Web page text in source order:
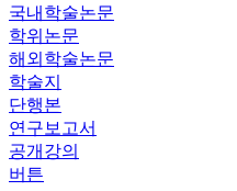
국내학술논문
학위논문
해외학술논문
학술지
단행본
연구보고서
공개강의
버튼